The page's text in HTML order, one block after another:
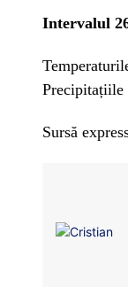
Intervalul
Precipitațiile
Sursă